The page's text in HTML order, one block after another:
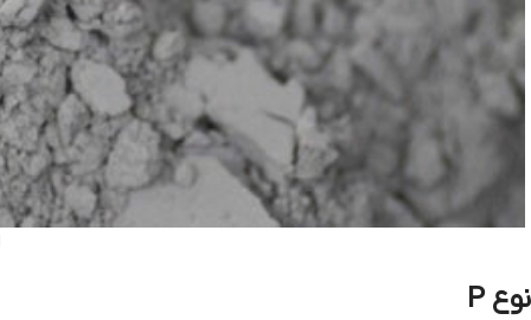
نوع P